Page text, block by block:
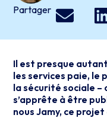
Partager
Il est presque
les services paie, le
la sécurité sociale –
s’apprête à être
nous Jamy, ce projet